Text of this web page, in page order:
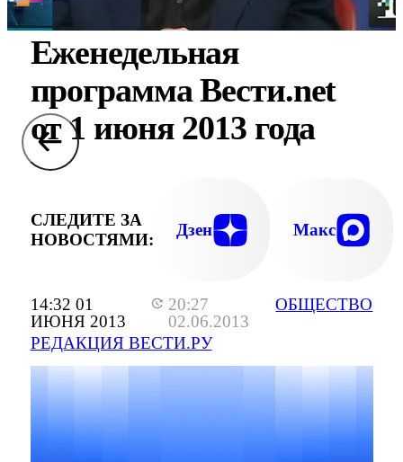
14:32 01
ИЮНЯ 2013
20:27
02.06.2013
РЕДАКЦИЯ ВЕСТИ.РУ
ОБЩЕСТВО
Еженедельная
программа Вести.net
от 1 июня 2013 года
СЛЕДИТЕ ЗА
НОВОСТЯМИ:
Дзен Макс